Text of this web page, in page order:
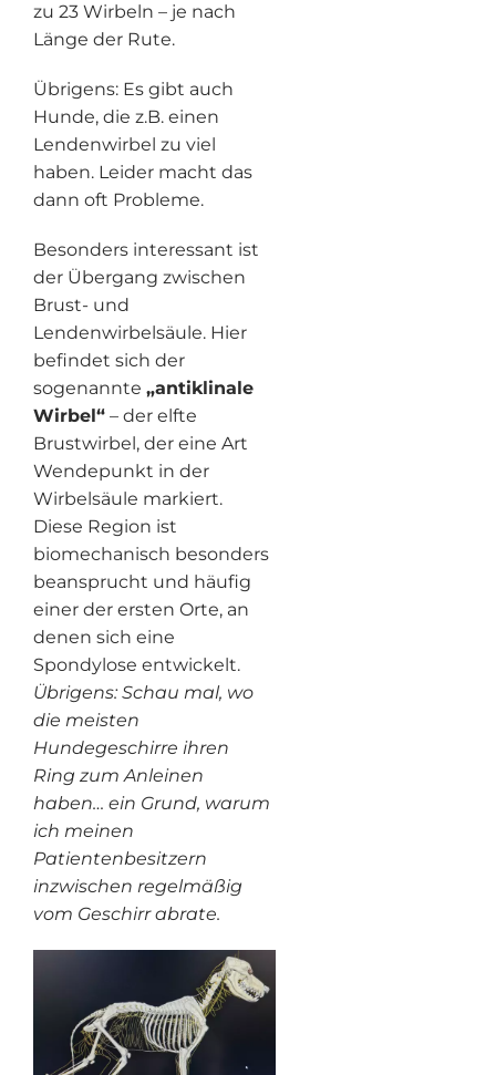
zu 23 Wirbeln – je nach
Länge der Rute.
Übrigens: Es gibt auch
Hunde, die z.B. einen
Lendenwirbel zu viel
haben. Leider macht das
dann oft Probleme.
Besonders interessant ist
der Übergang zwischen
Brust- und
Lendenwirbelsäule. Hier
befindet sich der
sogenannte „antiklinale
Wirbel“ – der elfte
Brustwirbel, der eine Art
Wendepunkt in der
Wirbelsäule markiert.
Diese Region ist
biomechanisch besonders
beansprucht und häufig
einer der ersten Orte, an
denen sich eine
Spondylose entwickelt.
Übrigens: Schau mal, wo
die meisten
Hundegeschirre ihren
Ring zum Anleinen
haben… ein Grund, warum
ich meinen
Patientenbesitzern
inzwischen regelmäßig
vom Geschirr abrate.